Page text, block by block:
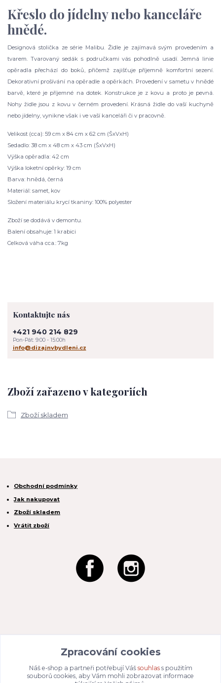
Křeslo do jídelny nebo kanceláře
hnědé.
Designová stolička ze série Malibu. Židle je zajímavá svým provedením a
tvarem. Tvarovaný sedák s područkami vás pohodlně usadí. Jemná linie
opěradla přechází do boků, přičemž zajišťuje příjemně komfortní sezení.
Dekorativní prošívání na opěradle a opěrkách. Provedení v sametu v hnědé
barvě, které je příjemné na dotek. Konstrukce je z kovu a proto je pevná.
Nohy židle jsou z kovu v černém provedení. Krásná židle do vaší kuchyně
nebo jídelny, vynikne však i ve vaší kanceláři či v pracovně.
Velikost (cca): 59 cm x 84 cm x 62 cm (ŠxVxH)
Sedadlo: 38 cm x 48 cm x 43 cm (ŠxVxH)
Výška opěradla: 42 cm
Výška loketní opěrky: 19 cm
Barva: hnědá, černá
Materiál: samet, kov
Složení materiálu krycí tkaniny: 100% polyester
Zboží se dodává v demontu.
Balení obsahuje: 1 krabici
Celková váha cca.: 7kg
Zboží zařazeno v kategoriích
Zboží skladem
Kontaktujte nás
+421 940 214 829
Pon-Pát: 9:00 - 15:00h
info@dizajnvbydleni.cz
Obchodní podmínky
Jak nakupovat
Zboží skladem
Vrátit zboží
049 80 662
/ DIČ: CZ04980662
info@dizajnvbydleni.cz
Zpracování cookies
Náš e-shop a partneři potřebují Váš souhlass použitím
souborů cookies, aby Vám mohli zobrazovat informace